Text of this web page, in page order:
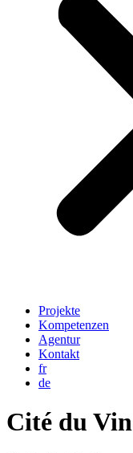
Projekte
Kompetenzen
Agentur
Kontakt
fr
de
Cité du Vin